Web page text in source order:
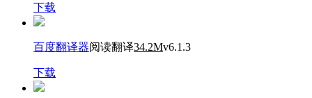
下载
百度翻译器阅读翻译34.2Mv6.1.3
下载